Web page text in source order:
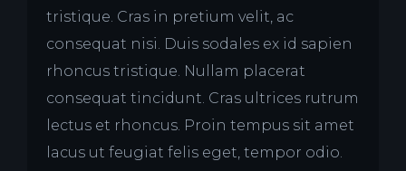
tristique. Cras in pretium velit, ac
consequat nisi. Duis sodales ex id sapien
rhoncus tristique. Nullam placerat
consequat tincidunt. Cras ultrices rutrum
lectus et rhoncus. Proin tempus sit amet
lacus ut feugiat felis eget, tempor odio.